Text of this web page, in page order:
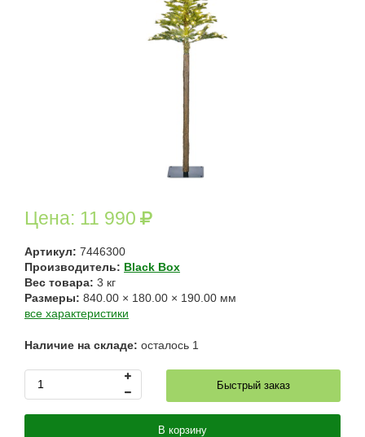
Цена: 11 990
Артикул: 7446300
Производитель: Black Box
Вес товара: 3 кг
Размеры: 840.00 × 180.00 × 190.00 мм
все характеристики
Наличие на складе: осталось 1
Быстрый заказ
В корзину